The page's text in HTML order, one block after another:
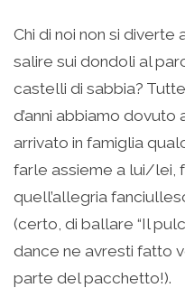
Chi di noi non si diverte
salire sui dondoli al
castelli di sabbia?
d’anni abbiamo dovuto
arrivato in famiglia
farle assieme a lui/lei,
quell’allegria
(certo, di ballare “Il
dance ne avresti fatto
parte del pacchetto!).